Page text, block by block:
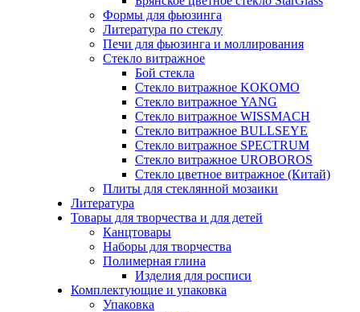
Формы для фьюзинга
Литература по стеклу
Печи для фьюзинга и моллирования
Стекло витражное
Бой стекла
Стекло витражное KOKOMO
Стекло витражное YANG
Стекло витражное WISSMACH
Стекло витражное BULLSEYE
Стекло витражное SPECTRUM
Стекло витражное UROBOROS
Стекло цветное витражное (Китай)
Плиты для стеклянной мозаики
Литература
Товары для творчества и для детей
Канцтовары
Наборы для творчества
Полимерная глина
Изделия для росписи
Комплектующие и упаковка
Упаковка